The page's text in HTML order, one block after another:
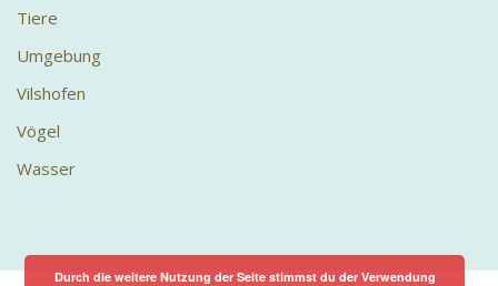
Tiere
Umgebung
Vilshofen
Vögel
Wasser
Durch die weitere Nutzung der Seite stimmst du der Verwendung